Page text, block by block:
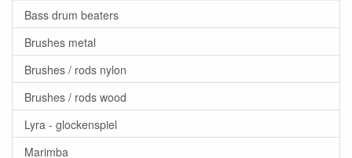
Bass drum beaters
Brushes metal
Brushes / rods nylon
Brushes / rods wood
Lyra - glockenspiel
Marimba